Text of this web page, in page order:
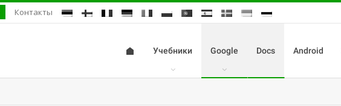
Контакты
Учебники Google Docs Android